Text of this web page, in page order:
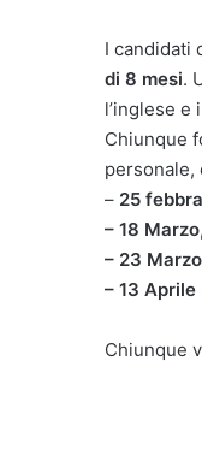
I candidati
di 8 mesi.
l’inglese e
Chiunque
personale,
– 25
– 18
– 23
– 13 Aprile
Chiunque